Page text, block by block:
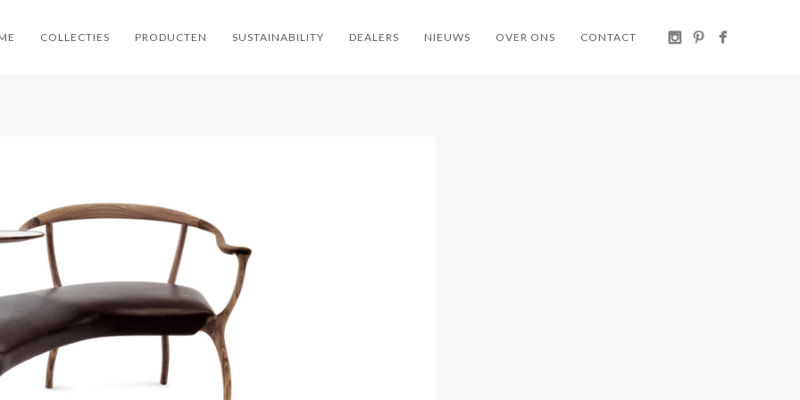
COLLECTIES PRODUCTEN SUSTAINABILITY DEALERS NIEUWS OVER ONS CONTACT